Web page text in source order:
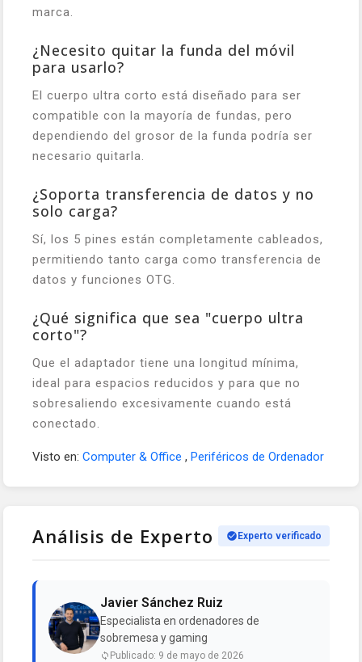
marca.
¿Necesito quitar la funda del móvil
para usarlo?
El cuerpo ultra corto está diseñado para ser
compatible con la mayoría de fundas, pero
dependiendo del grosor de la funda podría ser
necesario quitarla.
¿Soporta transferencia de datos y no
solo carga?
Sí, los 5 pines están completamente cableados,
permitiendo tanto carga como transferencia de
datos y funciones OTG.
¿Qué significa que sea "cuerpo ultra
corto"?
Que el adaptador tiene una longitud mínima,
ideal para espacios reducidos y para que no
sobresaliendo excesivamente cuando está
conectado.
Visto en: Computer & Office , Periféricos de Ordenador
Análisis de Experto Experto verificado
Javier Sánchez Ruiz
Especialista en ordenadores de
sobremesa y gaming
Publicado: 9 de mayo de 2026